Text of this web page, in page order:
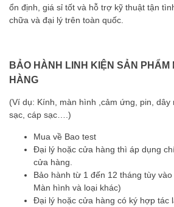
ổn định, giá sỉ tốt và hỗ trợ kỹ thuật tận
chữa và đại lý trên toàn quốc.
BẢO HÀNH LINH KIỆN SẢN PHẨM
HÀNG
(Ví dụ: Kính, màn hình ,cảm ứng, pin, dây
sạc, cáp sạc….)
Mua về Bao test
Đại lý hoặc cửa hàng thì áp dụng
cửa hàng.
Bảo hành từ 1 đến 12 tháng tùy
Màn hình và loại khác)
Đại lý hoặc cửa hàng có ký hợp tác